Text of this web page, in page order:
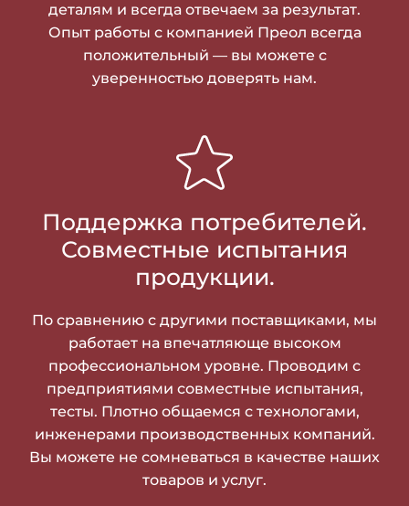
деталям и всегда отвечаем за результат.
Опыт работы с компанией Преол всегда
положительный — вы можете с
уверенностью доверять нам.
Поддержка потребителей.
Совместные испытания
продукции.
По сравнению с другими поставщиками, мы
работает на впечатляюще высоком
профессиональном уровне. Проводим с
предприятиями совместные испытания,
тесты. Плотно общаемся с технологами,
инженерами производственных компаний.
Вы можете не сомневаться в качестве наших
товаров и услуг.